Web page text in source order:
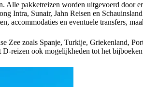
Alle pakketreizen worden uitgevoerd door
Intra, Sunair, Jahn Reisen en
accommodaties en eventuele transfers,
Zee zoals Spanje, Turkije, Griekenland,
reizen ook mogelijkheden tot het